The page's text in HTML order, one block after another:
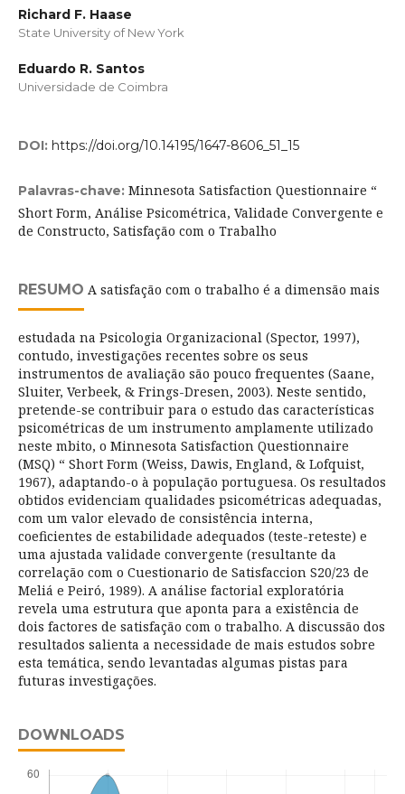
Richard F. Haase
State University of New York
Eduardo R. Santos
Universidade de Coimbra
DOI: https://doi.org/10.14195/1647-8606_51_15
Palavras-chave: Minnesota Satisfaction Questionnaire “
Short Form, Análise Psicométrica, Validade Convergente e
de Constructo, Satisfação com o Trabalho
RESUMO A satisfação com o trabalho é a dimensão mais
estudada na Psicologia Organizacional (Spector, 1997),
contudo, investigações recentes sobre os seus
instrumentos de avaliação são pouco frequentes (Saane,
Sluiter, Verbeek, & Frings-Dresen, 2003). Neste sentido,
pretende-se contribuir para o estudo das características
psicométricas de um instrumento amplamente utilizado
neste mbito, o Minnesota Satisfaction Questionnaire
(MSQ) “ Short Form (Weiss, Dawis, England, & Lofquist,
1967), adaptando-o à população portuguesa. Os resultados
obtidos evidenciam qualidades psicométricas adequadas,
com um valor elevado de consistência interna,
coeficientes de estabilidade adequados (teste-reteste) e
uma ajustada validade convergente (resultante da
correlação com o Cuestionario de Satisfaccion S20/23 de
Meliá e Peiró, 1989). A análise factorial exploratória
revela uma estrutura que aponta para a existência de
dois factores de satisfação com o trabalho. A discussão dos
resultados salienta a necessidade de mais estudos sobre
esta temática, sendo levantadas algumas pistas para
futuras investigações.
DOWNLOADS